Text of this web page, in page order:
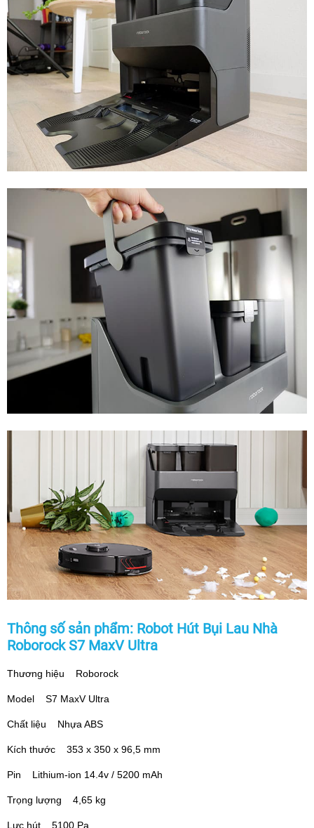
Thông số sản phẩm: Robot Hút Bụi Lau Nhà
Roborock S7 MaxV Ultra
Thương hiệu Roborock
Model S7 MaxV Ultra
Chất liệu Nhựa ABS
Kích thước 353 x 350 x 96,5 mm
Pin Lithium-ion 14.4v / 5200 mAh
Trọng lượng 4,65 kg
Lực hút 5100 Pa